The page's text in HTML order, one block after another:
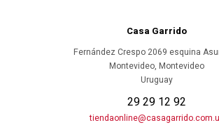
Casa Garrido
Fernández Crespo 2069 esquina
Montevideo, Montevideo
Uruguay
29 29 12 92